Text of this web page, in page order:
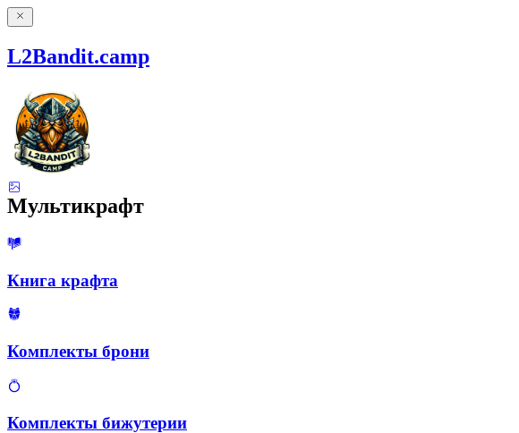
L2Bandit.camp
Мультикрафт
Книга крафта
Комплекты брони
Комплекты бижутерии